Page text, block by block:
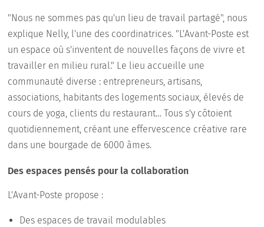
"Nous ne sommes pas qu'un lieu de travail partagé", nous
explique Nelly, l'une des coordinatrices. "L'Avant-Poste est
un espace où s'inventent de nouvelles façons de vivre et
travailler en milieu rural." Le lieu accueille une
communauté diverse : entrepreneurs, artisans,
associations, habitants des logements sociaux, élevés de
cours de yoga, clients du restaurant… Tous s'y côtoient
quotidiennement, créant une effervescence créative rare
dans une bourgade de 6000 âmes.
Des espaces pensés pour la collaboration
L'Avant-Poste propose :
Des espaces de travail modulables